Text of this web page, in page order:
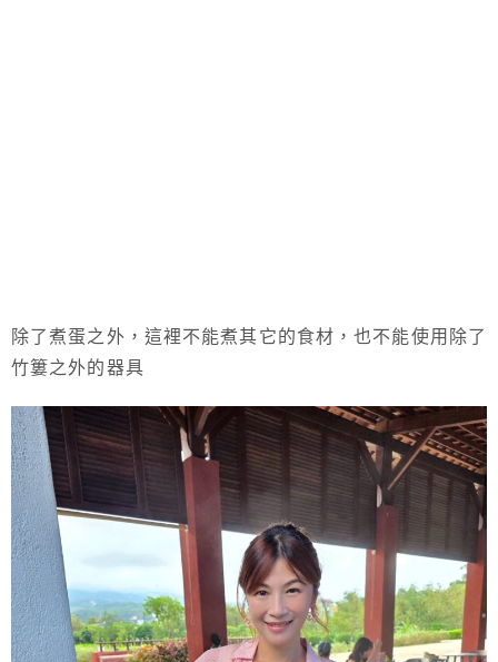
除了煮蛋之外，這裡不能煮其它的食材，也不能使用除了
竹簍之外的器具